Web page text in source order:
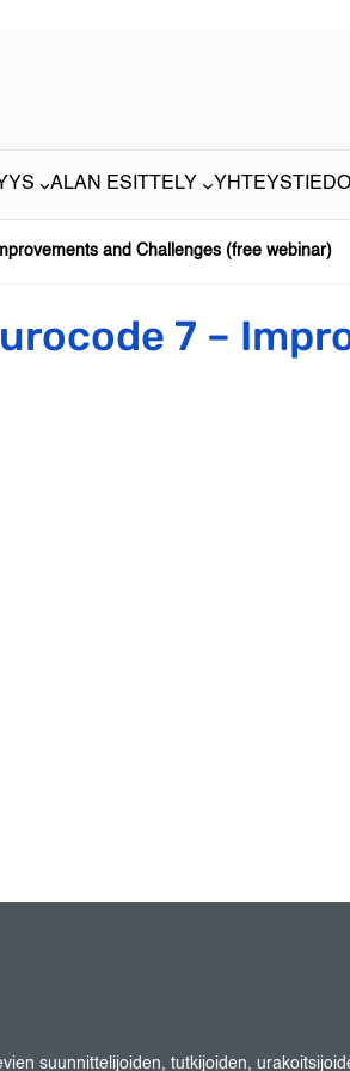
ALAN ESITTELY
and Challenges (free webinar)
7 –
suunnittelijoiden, tutkijoiden,